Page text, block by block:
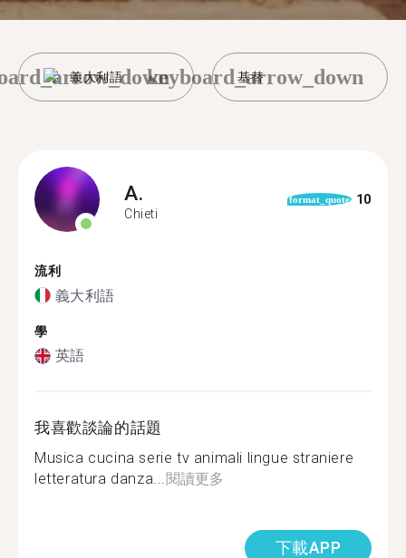
義大利語 基替
keyboard_arrow_down
A.
Chieti
format_quote 10
流利
義大利語
學
英語
我喜歡談論的話題
Musica cucina serie tv animali lingue straniere
letteratura danza...閱讀更多
下載APP